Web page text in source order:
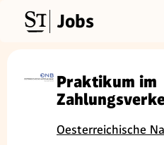
Jobs
Praktikum im
Oesterreichische